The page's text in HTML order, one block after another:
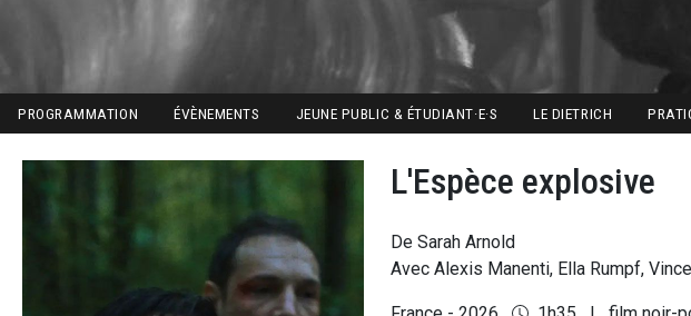
Main navigation
PROGRAMMATION ÉVÈNEMENTS JEUNE PUBLIC & ÉTUDIANT·E·S LE DIETRICH
L'Espèce explosive
De Sarah Arnold
Avec Alexis Manenti, Ella Rumpf,